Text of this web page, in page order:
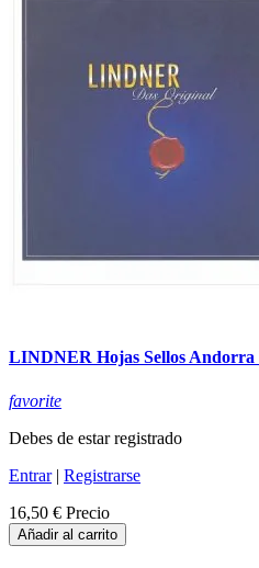
LINDNER Hojas Sellos Andorra
favorite
Debes de estar registrado
Entrar| Registrarse
16,50 € Precio
Añadir al carrito